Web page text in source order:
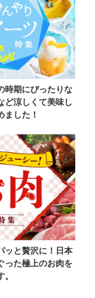
時期にぴったりな
ど涼しくて美味し
ました！
ッと贅沢に！日本
った極上のお肉を